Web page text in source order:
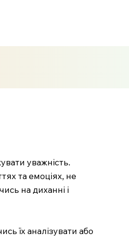
уважність.
та емоціях, не
на диханні і
їх аналізувати або